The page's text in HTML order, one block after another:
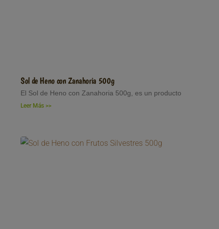
Sol de Heno con Zanahoria 500g
El Sol de Heno con Zanahoria 500g, es un producto
Leer Más >>